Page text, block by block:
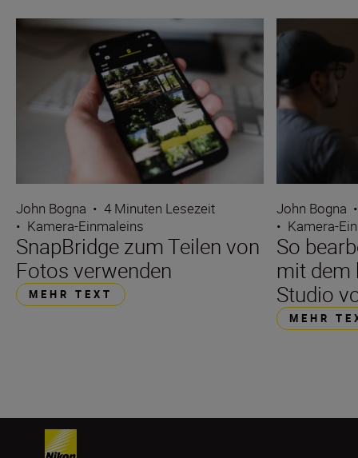
John Bogna • 4 Minuten Lesezeit
• Kamera-Einmaleins
SnapBridge zum Teilen von
Fotos verwenden
MEHR TEXT
John Bogna •
• Kamera-
So
mit dem
Studio
MEHR